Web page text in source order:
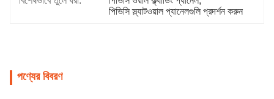
পিভিসি স্ল্যাটওয়াল প্যানেলগুলি প্রদর্শন করুন
পণ্যের বিবরণ